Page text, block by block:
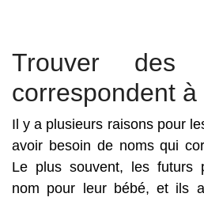
Trouver des
correspondent à
Il y a plusieurs raisons pour
avoir besoin de noms qui
Le plus souvent, les futurs
nom pour leur bébé, et ils